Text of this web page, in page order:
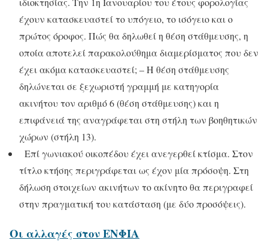
έχουν κατασκευαστεί το υπόγειο, το ισόγειο και ο
πρώτος όροφος. Πώς θα δηλωθεί η θέση στάθμευσης, η
οποία αποτελεί παρακολούθημα διαμερίσματος που δεν
έχει ακόμα κατασκευαστεί; – Η θέση στάθμευσης
δηλώνεται σε ξεχωριστή γραμμή με κατηγορία
ακινήτου τον αριθμό 6 (θέση στάθμευσης) και η
επιφάνειά της αναγράφεται στη στήλη των βοηθητικών
χώρων (στήλη 13).
Επί γωνιακού οικοπέδου έχει ανεγερθεί κτίσμα. Στον
τίτλο κτήσης περιγράφεται ως έχον μία πρόσοψη. Στη
δήλωση στοιχείων ακινήτων το ακίνητο θα περιγραφεί
στην πραγματική του κατάσταση (με δύο προσόψεις).
Οι αλλαγές στον ΕΝΦΙΑ